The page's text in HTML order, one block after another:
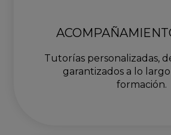
Tutorías personalizadas,
garantizados a lo
formación.